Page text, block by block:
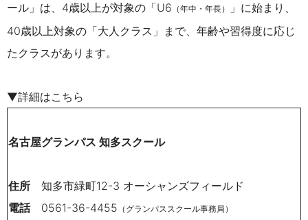
ール」は、4歳以上が対象の「U6 （年中・年長）
」に始まり、
40歳以上対象の 「大人クラス」まで、年齢や習得度に応じ
たクラスがあります。
▼詳細はこちら
名古屋グランパス 知多スクール
住所 知多市緑町12-3 オーシャンズフィールド
電話0561-36-4455 （グランパススクール事務局）